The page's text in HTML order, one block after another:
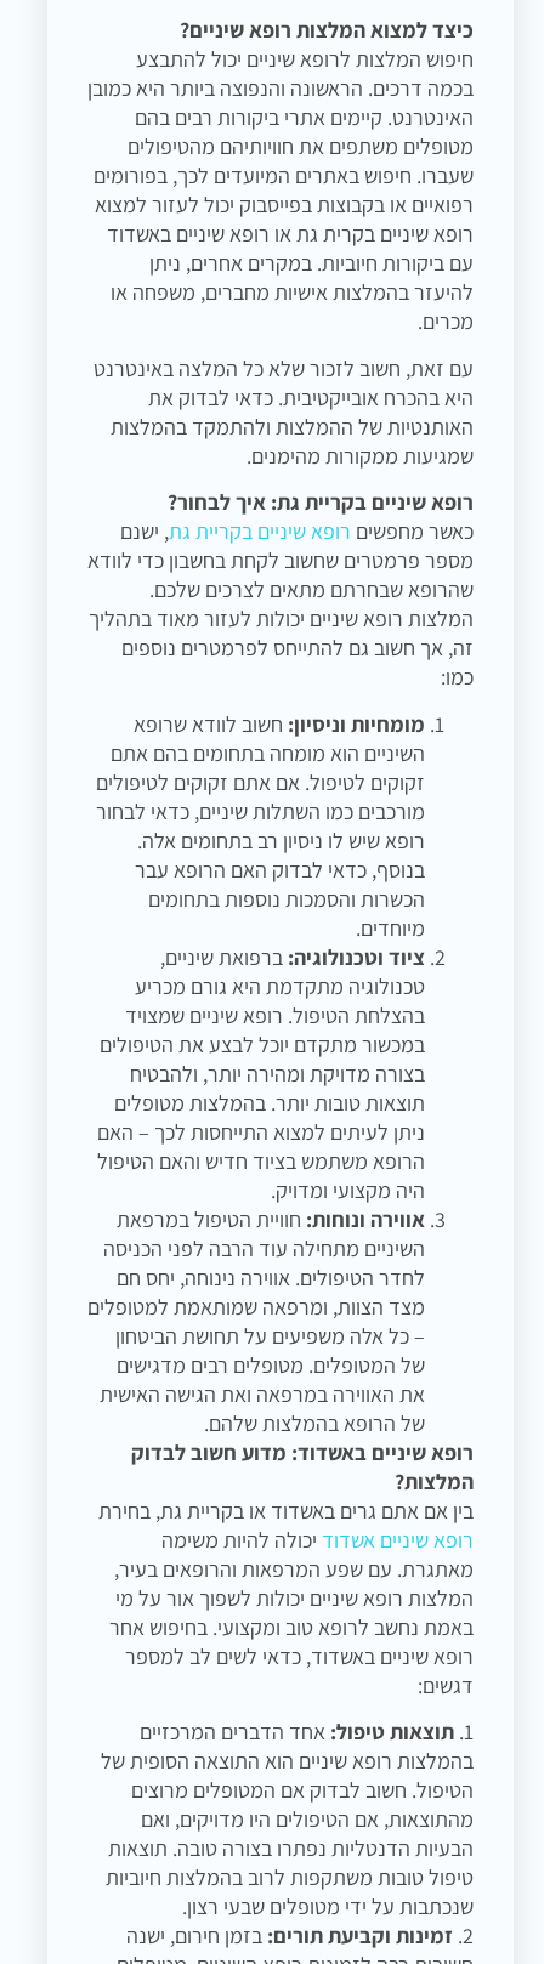
כיצד למצוא המלצות רופא שיניים?
חיפוש המלצות לרופא שיניים יכול להתבצע
בכמה דרכים. הראשונה והנפוצה ביותר היא כמובן
האינטרנט. קיימים אתרי ביקורות רבים בהם
מטופלים משתפים את חוויותיהם מהטיפולים
שעברו. חיפוש באתרים המיועדים לכך, בפורומים
רפואיים או בקבוצות בפייסבוק יכול לעזור למצוא
רופא שיניים בקרית גת או רופא שיניים באשדוד
עם ביקורות חיוביות. במקרים אחרים, ניתן
להיעזר בהמלצות אישיות מחברים, משפחה או
מכרים.
עם זאת, חשוב לזכור שלא כל המלצה באינטרנט
היא בהכרח אובייקטיבית. כדאי לבדוק את
האותנטיות של ההמלצות ולהתמקד בהמלצות
שמגיעות ממקורות מהימנים.
רופא שיניים בקריית גת: איך לבחור?
כאשר מחפשים רופא שיניים בקריית גת, ישנם
מספר פרמטרים שחשוב לקחת בחשבון כדי לוודא
שהרופא שבחרתם מתאים לצרכים שלכם.
המלצות רופא שיניים יכולות לעזור מאוד בתהליך
זה, אך חשוב גם להתייחס לפרמטרים נוספים
כמו:
מומחיות וניסיון: חשוב לוודא שרופא
השיניים הוא מומחה בתחומים בהם אתם
זקוקים לטיפול. אם אתם זקוקים לטיפולים
מורכבים כמו השתלות שיניים, כדאי לבחור
רופא שיש לו ניסיון רב בתחומים אלה.
בנוסף, כדאי לבדוק האם הרופא עבר
הכשרות והסמכות נוספות בתחומים
מיוחדים.
ציוד וטכנולוגיה: ברפואת שיניים,
טכנולוגיה מתקדמת היא גורם מכריע
בהצלחת הטיפול. רופא שיניים שמצויד
במכשור מתקדם יוכל לבצע את הטיפולים
בצורה מדויקת ומהירה יותר, ולהבטיח
תוצאות טובות יותר. בהמלצות מטופלים
ניתן לעיתים למצוא התייחסות לכך – האם
הרופא משתמש בציוד חדיש והאם הטיפול
היה מקצועי ומדויק.
אווירה ונוחות: חוויית הטיפול במרפאת
השיניים מתחילה עוד הרבה לפני הכניסה
לחדר הטיפולים. אווירה נינוחה, יחס חם
מצד הצוות, ומרפאה שמותאמת למטופלים
– כל אלה משפיעים על תחושת הביטחון
של המטופלים. מטופלים רבים מדגישים
את האווירה במרפאה ואת הגישה האישית
של הרופא בהמלצות שלהם.
רופא שיניים באשדוד: מדוע חשוב לבדוק
המלצות?
בין אם אתם גרים באשדוד או בקריית גת, בחירת
רופא שיניים אשדוד יכולה להיות משימה
מאתגרת. עם שפע המרפאות והרופאים בעיר,
המלצות רופא שיניים יכולות לשפוך אור על מי
באמת נחשב לרופא טוב ומקצועי. בחיפוש אחר
רופא שיניים באשדוד, כדאי לשים לב למספר
דגשים:
1. תוצאות טיפול: אחד הדברים המרכזיים
בהמלצות רופא שיניים הוא התוצאה הסופית של
הטיפול. חשוב לבדוק אם המטופלים מרוצים
מהתוצאות, אם הטיפולים היו מדויקים, ואם
הבעיות הדנטליות נפתרו בצורה טובה. תוצאות
טיפול טובות משתקפות לרוב בהמלצות חיוביות
שנכתבות על ידי מטופלים שבעי רצון.
2. זמינות וקביעת תורים: בזמן חירום, ישנה